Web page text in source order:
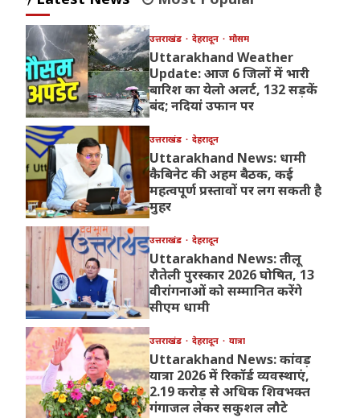
उत्तराखंड देहरादून मौसम
Uttarakhand Weather
Update: आज 6 जिलों में भारी
बारिश का येलो अलर्ट, 132 सड़कें
बंद; नदियां उफान पर
उत्तराखंड देहरादून
Uttarakhand News: धामी
कैबिनेट की अहम बैठक, कई
महत्वपूर्ण प्रस्तावों पर लग सकती है
मुहर
उत्तराखंड देहरादून
Uttarakhand News: तीलू
रौतेली पुरस्कार 2026 घोषित, 13
वीरांगनाओं को सम्मानित करेंगे
सीएम धामी
उत्तराखंड देहरादून यात्रा
Uttarakhand News: कांवड़
यात्रा 2026 में रिकॉर्ड व्यवस्थाएं,
2.19 करोड़ से अधिक शिवभक्त
गंगाजल लेकर सकुशल लौटे